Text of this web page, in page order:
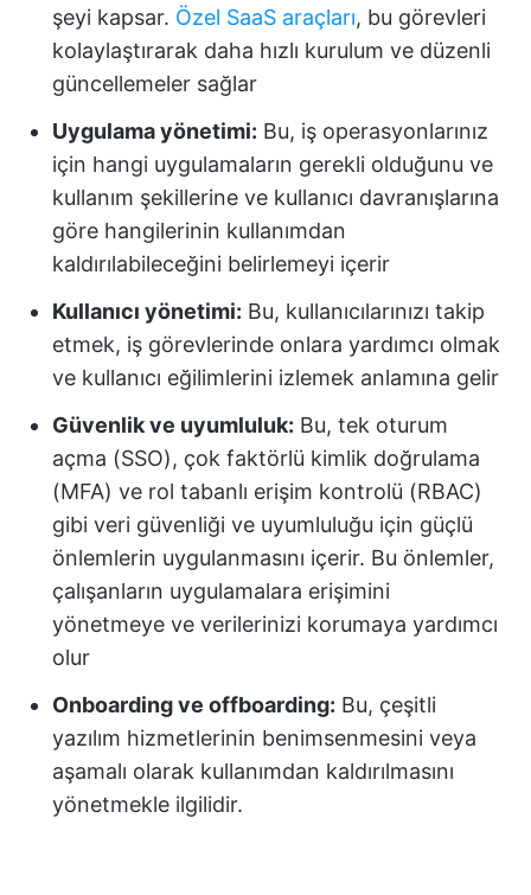
şeyi kapsar. Özel SaaS araçları, bu görevleri
kolaylaştırarak daha hızlı kurulum ve düzenli
güncellemeler sağlar
Uygulama yönetimi: Bu, iş operasyonlarınız
için hangi uygulamaların gerekli olduğunu ve
kullanım şekillerine ve kullanıcı davranışlarına
göre hangilerinin kullanımdan
kaldırılabileceğini belirlemeyi içerir
Kullanıcı yönetimi: Bu, kullanıcılarınızı takip
etmek, iş görevlerinde onlara yardımcı olmak
ve kullanıcı eğilimlerini izlemek anlamına gelir
Güvenlik ve uyumluluk: Bu, tek oturum
açma (SSO), çok faktörlü kimlik doğrulama
(MFA) ve rol tabanlı erişim kontrolü (RBAC)
gibi veri güvenliği ve uyumluluğu için güçlü
önlemlerin uygulanmasını içerir. Bu önlemler,
çalışanların uygulamalara erişimini
yönetmeye ve verilerinizi korumaya yardımcı
olur
Onboarding ve offboarding: Bu, çeşitli
yazılım hizmetlerinin benimsenmesini veya
aşamalı olarak kullanımdan kaldırılmasını
yönetmekle ilgilidir.